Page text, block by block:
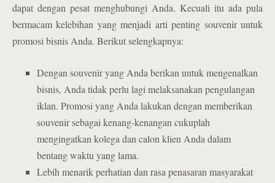
dapat dengan pesat menghubungi Anda. Kecuali itu ada pula
bermacam kelebihan yang menjadi arti penting souvenir untuk
promosi bisnis Anda. Berikut selengkapnya:
Dengan souvenir yang Anda berikan untuk mengenalkan
bisnis, Anda tidak perlu lagi melaksanakan pengulangan
iklan. Promosi yang Anda lakukan dengan memberikan
souvenir sebagai kenang-kenangan cukuplah
mengingatkan kolega dan calon klien Anda dalam
bentang waktu yang lama.
Lebih menarik perhatian dan rasa penasaran masyarakat